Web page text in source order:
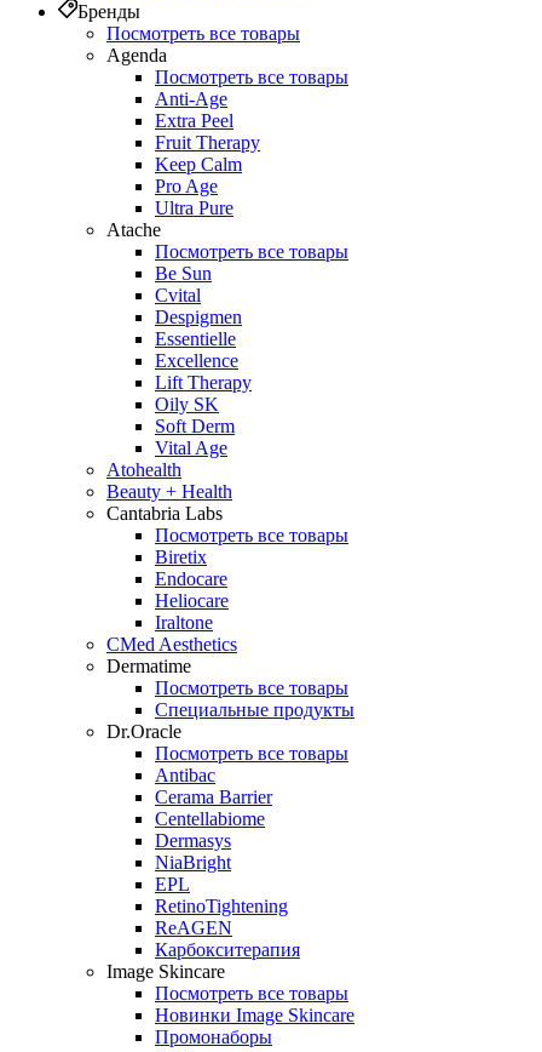
Бренды
Посмотреть все товары
Agenda
Посмотреть все товары
Anti‑Age
Extra Peel
Fruit Therapy
Keep Calm
Pro Age
Ultra Pure
Atache
Посмотреть все товары
Be Sun
Cvital
Despigmen
Essentielle
Excellence
Lift Therapy
Oily SK
Soft Derm
Vital Age
Atohealth
Beauty + Health
Cantabria Labs
Посмотреть все товары
Biretix
Endocare
Heliocare
Iraltone
CMed Aesthetics
Dermatime
Посмотреть все товары
Специальные продукты
Dr.Oracle
Посмотреть все товары
Antibac
Cerama Barrier
Centellabiome
Dermasys
NiaBright
EPL
RetinoTightening
ReAGEN
Карбокситерапия
Image Skincare
Посмотреть все товары
Новинки Image Skincare
Промонаборы